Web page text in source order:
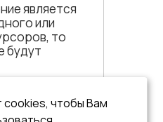
является
или
то
будут
cookies, чтобы Вам